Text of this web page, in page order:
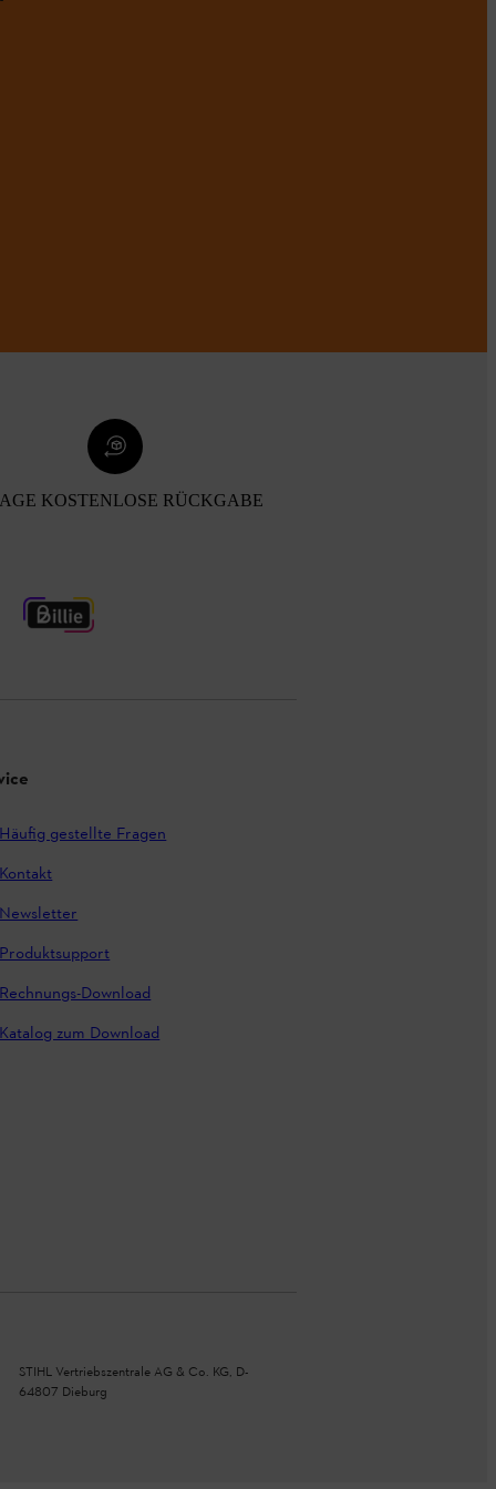
KOSTENLOSE RÜCKGABE
Häufig gestellte Fragen
Kontakt
Newsletter
Produktsupport
Rechnungs-Download
Katalog zum Download
STIHL Vertriebszentrale AG & Co. KG, D-
64807 Dieburg